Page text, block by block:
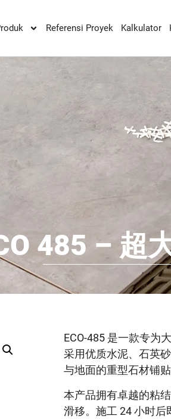
Referensi Proyek Kalkulator
485 – 超
ECO-485 是一款专为
采用优质水泥、石英
与地面的重型石材铺贴
本产品拥有卓越的粘
滑移。施工 24 小时